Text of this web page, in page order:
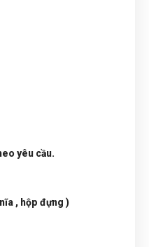
yêu cầu.
, hộp đựng )